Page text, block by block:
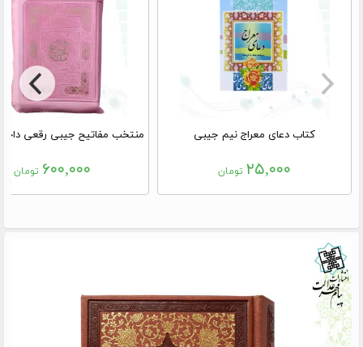
کتاب دعای معراج نیم جیبی
۲۵,۰۰۰ تومان ۶۰۰,۰۰۰ تومان